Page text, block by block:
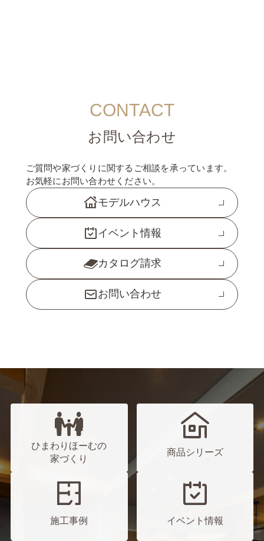
CONTACT
お問い合わせ
ご質問や家づくりに関するご相談を承っています。
お気軽にお問い合わせください。
モデルハウス
イベント情報
カタログ請求
お問い合わせ
ひまわりほーむの
家づくり
商品シリーズ
施工事例 イベント情報